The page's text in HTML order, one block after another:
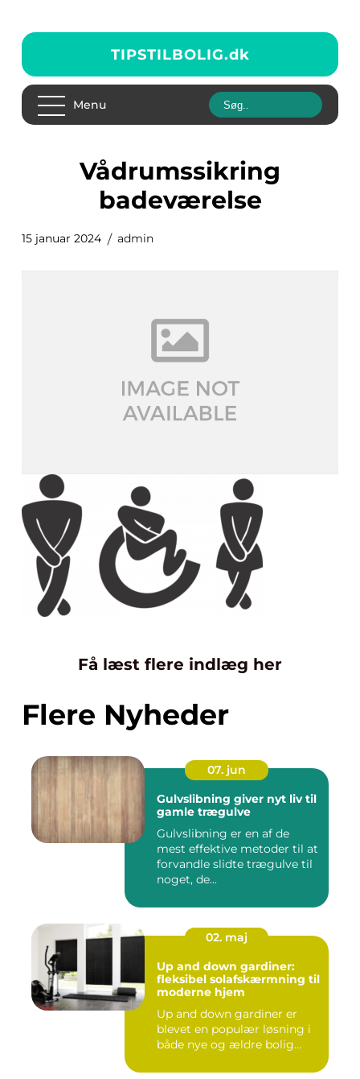
TIPSTILBOLIG.dk
Menu
vådrumssikring
badeværelse
15 januar 2024 admin
Få læst flere indlæg her
Flere Nyheder
07. jun
Gulvslibning giver nyt liv til
gamle trægulve
Gulvslibning er en af de
mest effektive metoder til at
forvandle slidte trægulve til
noget, de...
02. maj
Up and down gardiner:
fleksibel solafskærmning til
moderne hjem
Up and down gardiner er
blevet en populær løsning i
både nye og ældre bolig...